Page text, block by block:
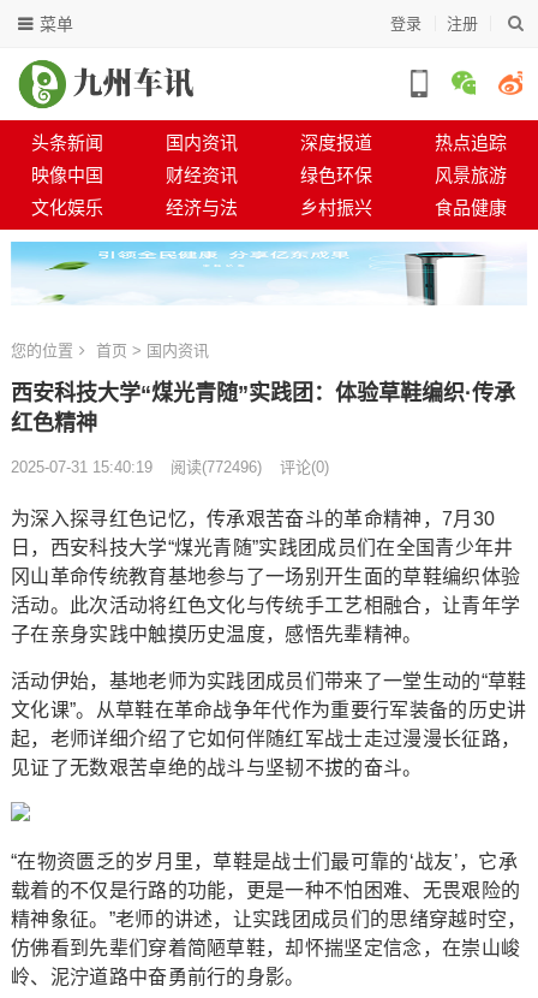
登录 注册
菜单
头条新闻 国内资讯 深度报道
热点追踪
映像中国
财经资讯 绿色环保
风景旅游
文化娱乐
经济与法 乡村振兴 食品健康
您的位置 首页 > 国内资讯
西安科技大学“煤光青随”实践团：体验草鞋编织·传承
红色精神
2025-07-31 15:40:19 阅读(772496) 评论(0)
为深入探寻红色记忆，传承艰苦奋斗的革命精神，7月30
日，西安科技大学“煤光青随”实践团成员们在全国青少年井
冈山革命传统教育基地参与了一场别开生面的草鞋编织体验
活动。此次活动将红色文化与传统手工艺相融合，让青年学
子在亲身实践中触摸历史温度，感悟先辈精神。
活动伊始，基地老师为实践团成员们带来了一堂生动的“草鞋
文化课”。从草鞋在革命战争年代作为重要行军装备的历史讲
起，老师详细介绍了它如何伴随红军战士走过漫漫长征路，
见证了无数艰苦卓绝的战斗与坚韧不拔的奋斗。
“在物资匮乏的岁月里，草鞋是战士们最可靠的‘战友’，它承
载着的不仅是行路的功能，更是一种不怕困难、无畏艰险的
精神象征。”老师的讲述，让实践团成员们的思绪穿越时空，
仿佛看到先辈们穿着简陋草鞋，却怀揣坚定信念，在崇山峻
岭、泥泞道路中奋勇前行的身影。